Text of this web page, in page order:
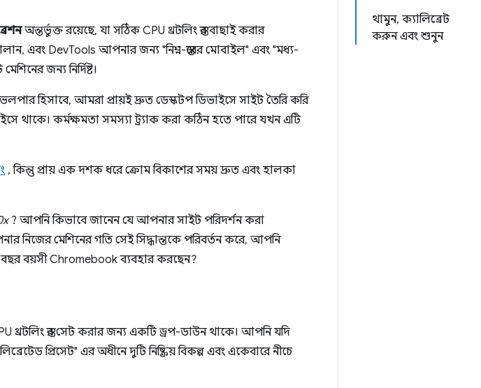
থামুন, ক্যালিব্রেট
করুন এবং শুনুন
অন্তর্ভুক্ত রয়েছে, যা সঠিক CPU থ্রটলিং স্তর বাছাই করার
এবং DevTools আপনার জন্য "নিম্ন-স্তরের মোবাইল" এবং "মধ্য-
জন্য নির্দিষ্ট।
হিসাবে, আমরা প্রায়ই দ্রুত ডেস্কটপ ডিভাইসে সাইট তৈরি করি
কর্মক্ষমতা সমস্যা ট্র্যাক করা কঠিন হতে পারে যখন এটি
, কিন্তু প্রায় এক দশক ধরে ক্রোম বিকাশের সময় দ্রুত এবং হালকা
? আপনি কিভাবে জানেন যে আপনার সাইট পরিদর্শন করা
নিজের মেশিনের গতি সেই সিদ্ধান্তকে পরিবর্তন করে, আপনি
বয়সী Chromebook ব্যবহার করছেন?
থ্রটলিং স্তর সেট করার জন্য একটি ড্রপ-ডাউন থাকে। আপনি যদি
প্রিসেট" এর অধীনে দুটি নিষ্ক্রিয় বিকল্প এবং একেবারে নীচে